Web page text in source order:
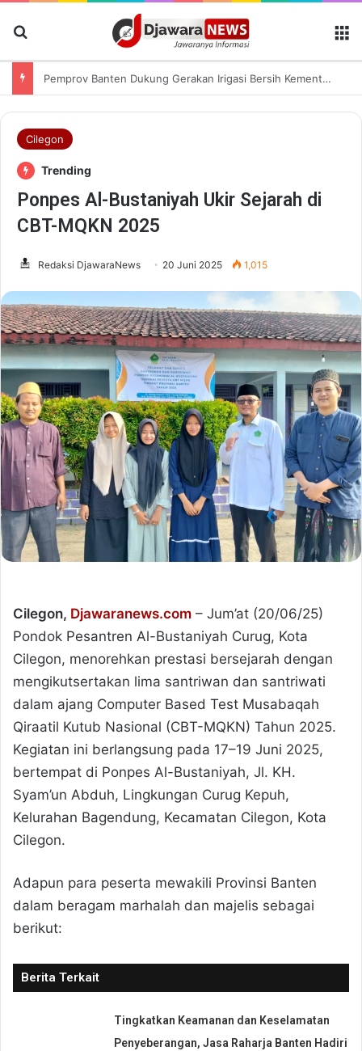
Pemprov Banten Dukung Gerakan Irigasi Bersih Kementerian Pekerjaan Umum
Cilegon
Trending
Ponpes Al-Bustaniyah Ukir Sejarah di
CBT-MQKN 2025
Redaksi DjawaraNews 20 Juni 2025 1,015
Cilegon, Djawaranews.com – Jum’at (20/06/25)
Pondok Pesantren Al-Bustaniyah Curug, Kota
Cilegon, menorehkan prestasi bersejarah dengan
mengikutsertakan lima santriwan dan santriwati
dalam ajang Computer Based Test Musabaqah
Qiraatil Kutub Nasional (CBT-MQKN) Tahun 2025.
Kegiatan ini berlangsung pada 17–19 Juni 2025,
bertempat di Ponpes Al-Bustaniyah, Jl. KH.
Syam’un Abduh, Lingkungan Curug Kepuh,
Kelurahan Bagendung, Kecamatan Cilegon, Kota
Cilegon.
Adapun para peserta mewakili Provinsi Banten
dalam beragam marhalah dan majelis sebagai
berikut:
Berita Terkait
Tingkatkan Keamanan dan Keselamatan
Penyeberangan, Jasa Raharja Banten Hadiri